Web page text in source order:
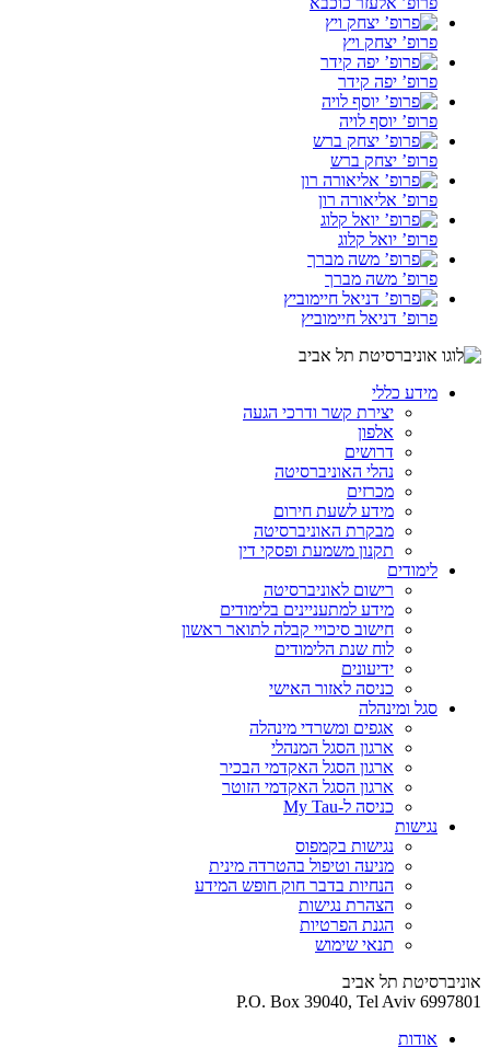
פרופ’ יצחק ויץ
פרופ’ יפה קידר
פרופ’ יוסף לויה
פרופ’ יצחק ברש
פרופ’ אליאורה רון
פרופ’ יואל קלוג
פרופ’ משה מברך
פרופ’ דניאל חיימוביץ
מידע כללי
יצירת קשר ודרכי הגעה
אלפון
דרושים
נהלי האוניברסיטה
מכרזים
מידע לשעת חירום
מבקרת האוניברסיטה
תקנון משמעת ופסקי דין
לימודים
רישום לאוניברסיטה
מידע למתעניינים בלימודים
חישוב סיכויי קבלה לתואר ראשון
לוח שנת הלימודים
ידיעונים
כניסה לאזור האישי
סגל ומינהלה
אגפים ומשרדי מינהלה
ארגון הסגל המנהלי
ארגון הסגל האקדמי הבכיר
ארגון הסגל האקדמי הזוטר
כניסה ל-My Tau
נגישות
נגישות בקמפוס
מניעה וטיפול בהטרדה מינית
הנחיות בדבר חוק חופש המידע
הצהרת נגישות
הגנת הפרטיות
תנאי שימוש
אוניברסיטת תל אביב
P.O. Box 39040, Tel Aviv 6997801
אודות